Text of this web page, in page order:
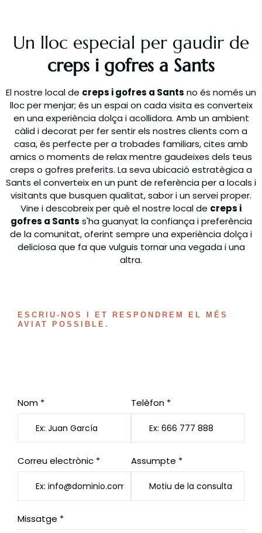
Un lloc especial per gaudir de
creps i gofres a Sants
El nostre local de creps i gofres a Sants no és només un
lloc per menjar; és un espai on cada visita es converteix
en una experiència dolça i acollidora. Amb un ambient
càlid i decorat per fer sentir els nostres clients com a
casa, és perfecte per a trobades familiars, cites amb
amics o moments de relax mentre gaudeixes dels teus
creps o gofres preferits. La seva ubicació estratègica a
Sants el converteix en un punt de referència per a locals i
visitants que busquen qualitat, sabor i un servei proper.
Vine i descobreix per què el nostre local de creps i
gofres a Sants s'ha guanyat la confiança i preferència
de la comunitat, oferint sempre una experiència dolça i
deliciosa que fa que vulguis tornar una vegada i una
altra.
ESCRIU-NOS I ET RESPONDREM EL MÉS
AVIAT POSSIBLE.
Nom * Telèfon *
Correu electrònic * Assumpte *
Missatge *